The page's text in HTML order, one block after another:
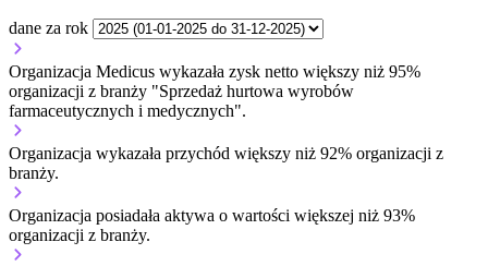
dane za rok
Organizacja Medicus wykazała zysk netto większy niż 95%
organizacji z branży "Sprzedaż hurtowa wyrobów
farmaceutycznych i medycznych".
Organizacja wykazała przychód większy niż 92% organizacji z
branży.
Organizacja posiadała aktywa o wartości większej niż 93%
organizacji z branży.